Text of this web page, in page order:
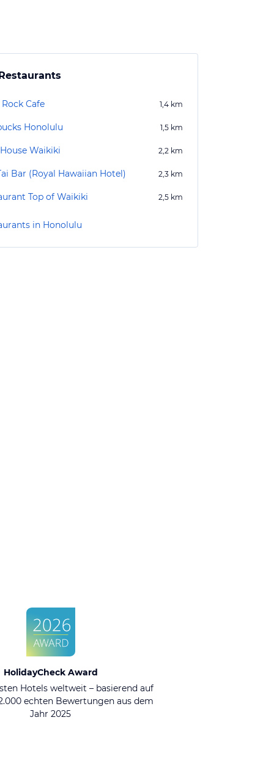
Cafe 1,4 km
Honolulu 1,5 km
Waikiki 2,2 km
Bar (Royal Hawaiian Hotel) 2,3 km
Top of Waikiki 2,5 km
in Honolulu
HolidayCheck Award
Hotels weltweit – basierend auf
echten Bewertungen aus dem
Jahr 2025